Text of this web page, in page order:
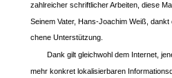
zahlreicher schriftlicher Arbeiten, diese
Seinem Vater, Hans-Joachim Weiß,
chene Unterstützung.
Dank gilt gleichwohl dem Internet,
mehr konkret lokalisierbaren